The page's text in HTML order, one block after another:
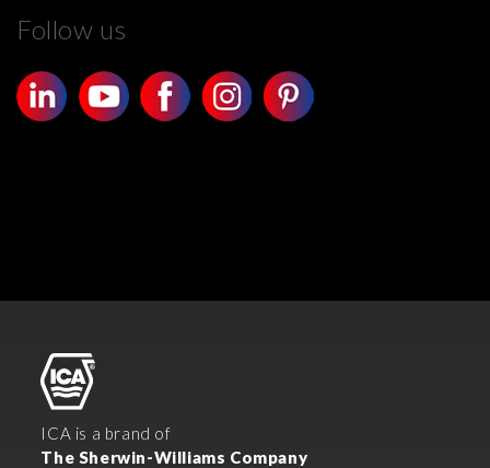
Follow us
ICA is a brand of
The Sherwin-Williams Company